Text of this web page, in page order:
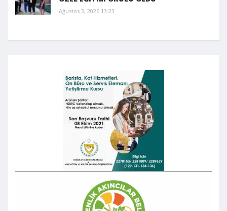
Ağustos 3, 2026 13:23